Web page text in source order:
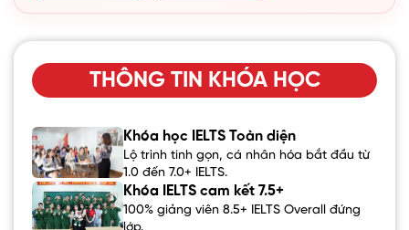
THÔNG TIN KHÓA HỌC
Khóa học IELTS Toàn diện
Lộ trình tinh gọn, cá nhân hóa bắt đầu từ
1.0 đến 7.0+ IELTS.
Khóa IELTS cam kết 7.5+
100% giảng viên 8.5+ IELTS Overall đứng